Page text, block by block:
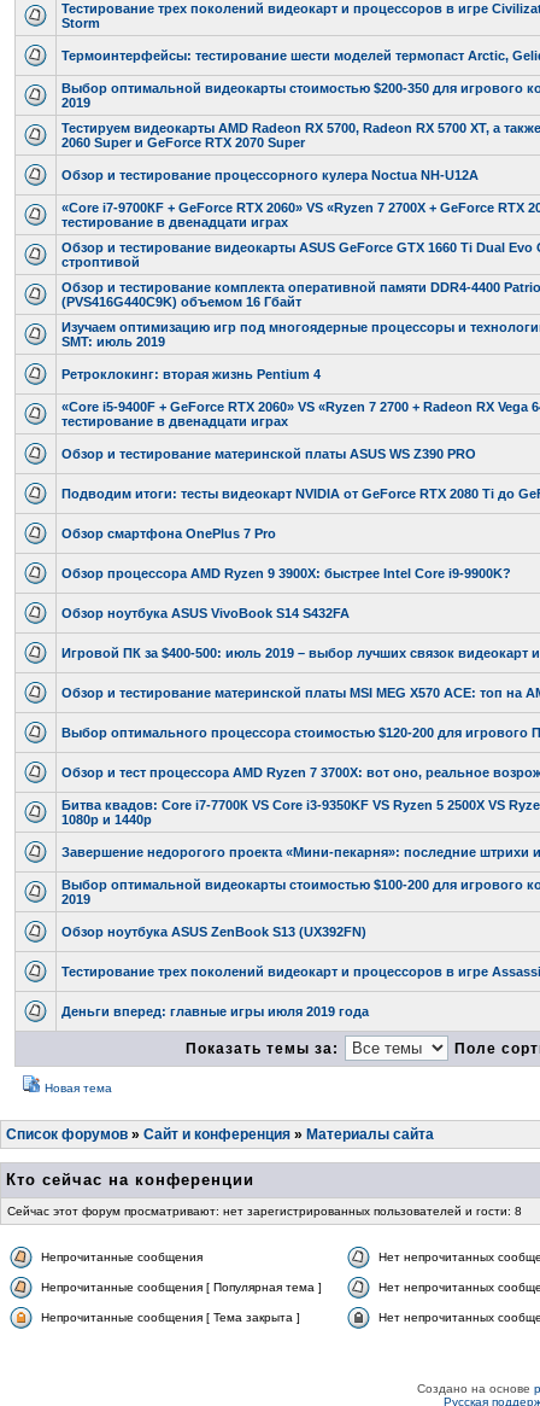
Тестирование трех поколений видеокарт и процессоров в игре
Storm
Термоинтерфейсы: тестирование шести моделей термопаст Arctic,
Выбор оптимальной видеокарты стоимостью $200-350 для игрового
2019
Тестируем видеокарты AMD Radeon RX 5700, Radeon RX 5700 XT, а
2060 Super и GeForce RTX 2070 Super
Обзор и тестирование процессорного кулера Noctua NH-U12A
«Core i7-9700КF + GeForce RTX 2060» VS «Ryzen 7 2700Х + GeForce RTX
тестирование в двенадцати играх
Обзор и тестирование видеокарты ASUS GeForce GTX 1660 Ti Dual
строптивой
Обзор и тестирование комплекта оперативной памяти DDR4-4400
(PVS416G440C9K) объемом 16 Гбайт
Изучаем оптимизацию игр под многоядерные процессоры и
SMT: июль 2019
Ретроклокинг: вторая жизнь Pentium 4
«Core i5-9400F + GeForce RTX 2060» VS «Ryzen 7 2700 + Radeon RX Vega
тестирование в двенадцати играх
Обзор и тестирование материнской платы ASUS WS Z390 PRO
Подводим итоги: тесты видеокарт NVIDIA от GeForce RTX 2080 Ti до
Обзор смартфона OnePlus 7 Pro
Обзор процессора AMD Ryzen 9 3900X: быстрее Intel Core i9-9900K?
Обзор ноутбука ASUS VivoBook S14 S432FA
Игровой ПК за $400-500: июль 2019 – выбор лучших связок видеокарт
Обзор и тестирование материнской платы MSI MEG X570 ACE: топ на
Выбор оптимального процессора стоимостью $120-200 для игрового
Обзор и тест процессора AMD Ryzen 7 3700X: вот оно, реальное
Битва квадов: Core i7-7700К VS Core i3-9350KF VS Ryzen 5 2500X VS
1080p и 1440p
Завершение недорогого проекта «Мини-пекарня»: последние штрихи
Выбор оптимальной видеокарты стоимостью $100-200 для игрового
2019
Обзор ноутбука ASUS ZenBook S13 (UX392FN)
Тестирование трех поколений видеокарт и процессоров в игре
Деньги вперед: главные игры июля 2019 года
Показать темы за: Поле
Новая тема
Список форумов » Сайт и конференция » Материалы сайта
Кто сейчас на конференции
Сейчас этот форум просматривают: нет зарегистрированных пользователей и гости: 8
Непрочитанные сообщения Нет непрочитанных
Непрочитанные сообщения [ Популярная тема ] Нет непрочитанных
Непрочитанные сообщения [ Тема закрыта ] Нет непрочитанных
Создано на основе
Русская